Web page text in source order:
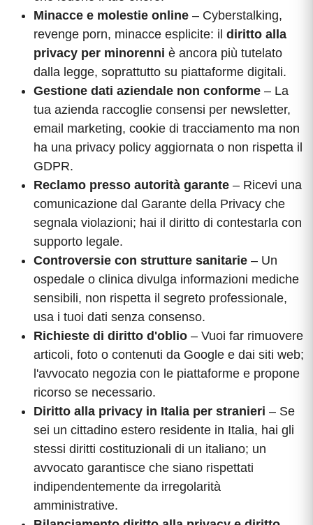
Minacce e molestie online – Cyberstalking,
revenge porn, minacce esplicite: il diritto alla
privacy per minorenni è ancora più tutelato
dalla legge, soprattutto su piattaforme digitali.
Gestione dati aziendale non conforme – La
tua azienda raccoglie consensi per newsletter,
email marketing, cookie di tracciamento ma non
ha una privacy policy aggiornata o non rispetta il
GDPR.
Reclamo presso autorità garante – Ricevi una
comunicazione dal Garante della Privacy che
segnala violazioni; hai il diritto di contestarla con
supporto legale.
Controversie con strutture sanitarie – Un
ospedale o clinica divulga informazioni mediche
sensibili, non rispetta il segreto professionale,
usa i tuoi dati senza consenso.
Richieste di diritto d'oblio – Vuoi far rimuovere
articoli, foto o contenuti da Google e dai siti web;
l'avvocato negozia con le piattaforme e propone
ricorso se necessario.
Diritto alla privacy in Italia per stranieri – Se
sei un cittadino estero residente in Italia, hai gli
stessi diritti costituzionali di un italiano; un
avvocato garantisce che siano rispettati
indipendentemente da irregolarità
amministrative.